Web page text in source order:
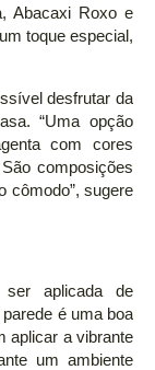
Abacaxi Roxo e
toque especial,
desfrutar da
“Uma opção
com cores
composições
cômodo”, sugere
ser aplicada de
é uma boa
aplicar a vibrante
um ambiente